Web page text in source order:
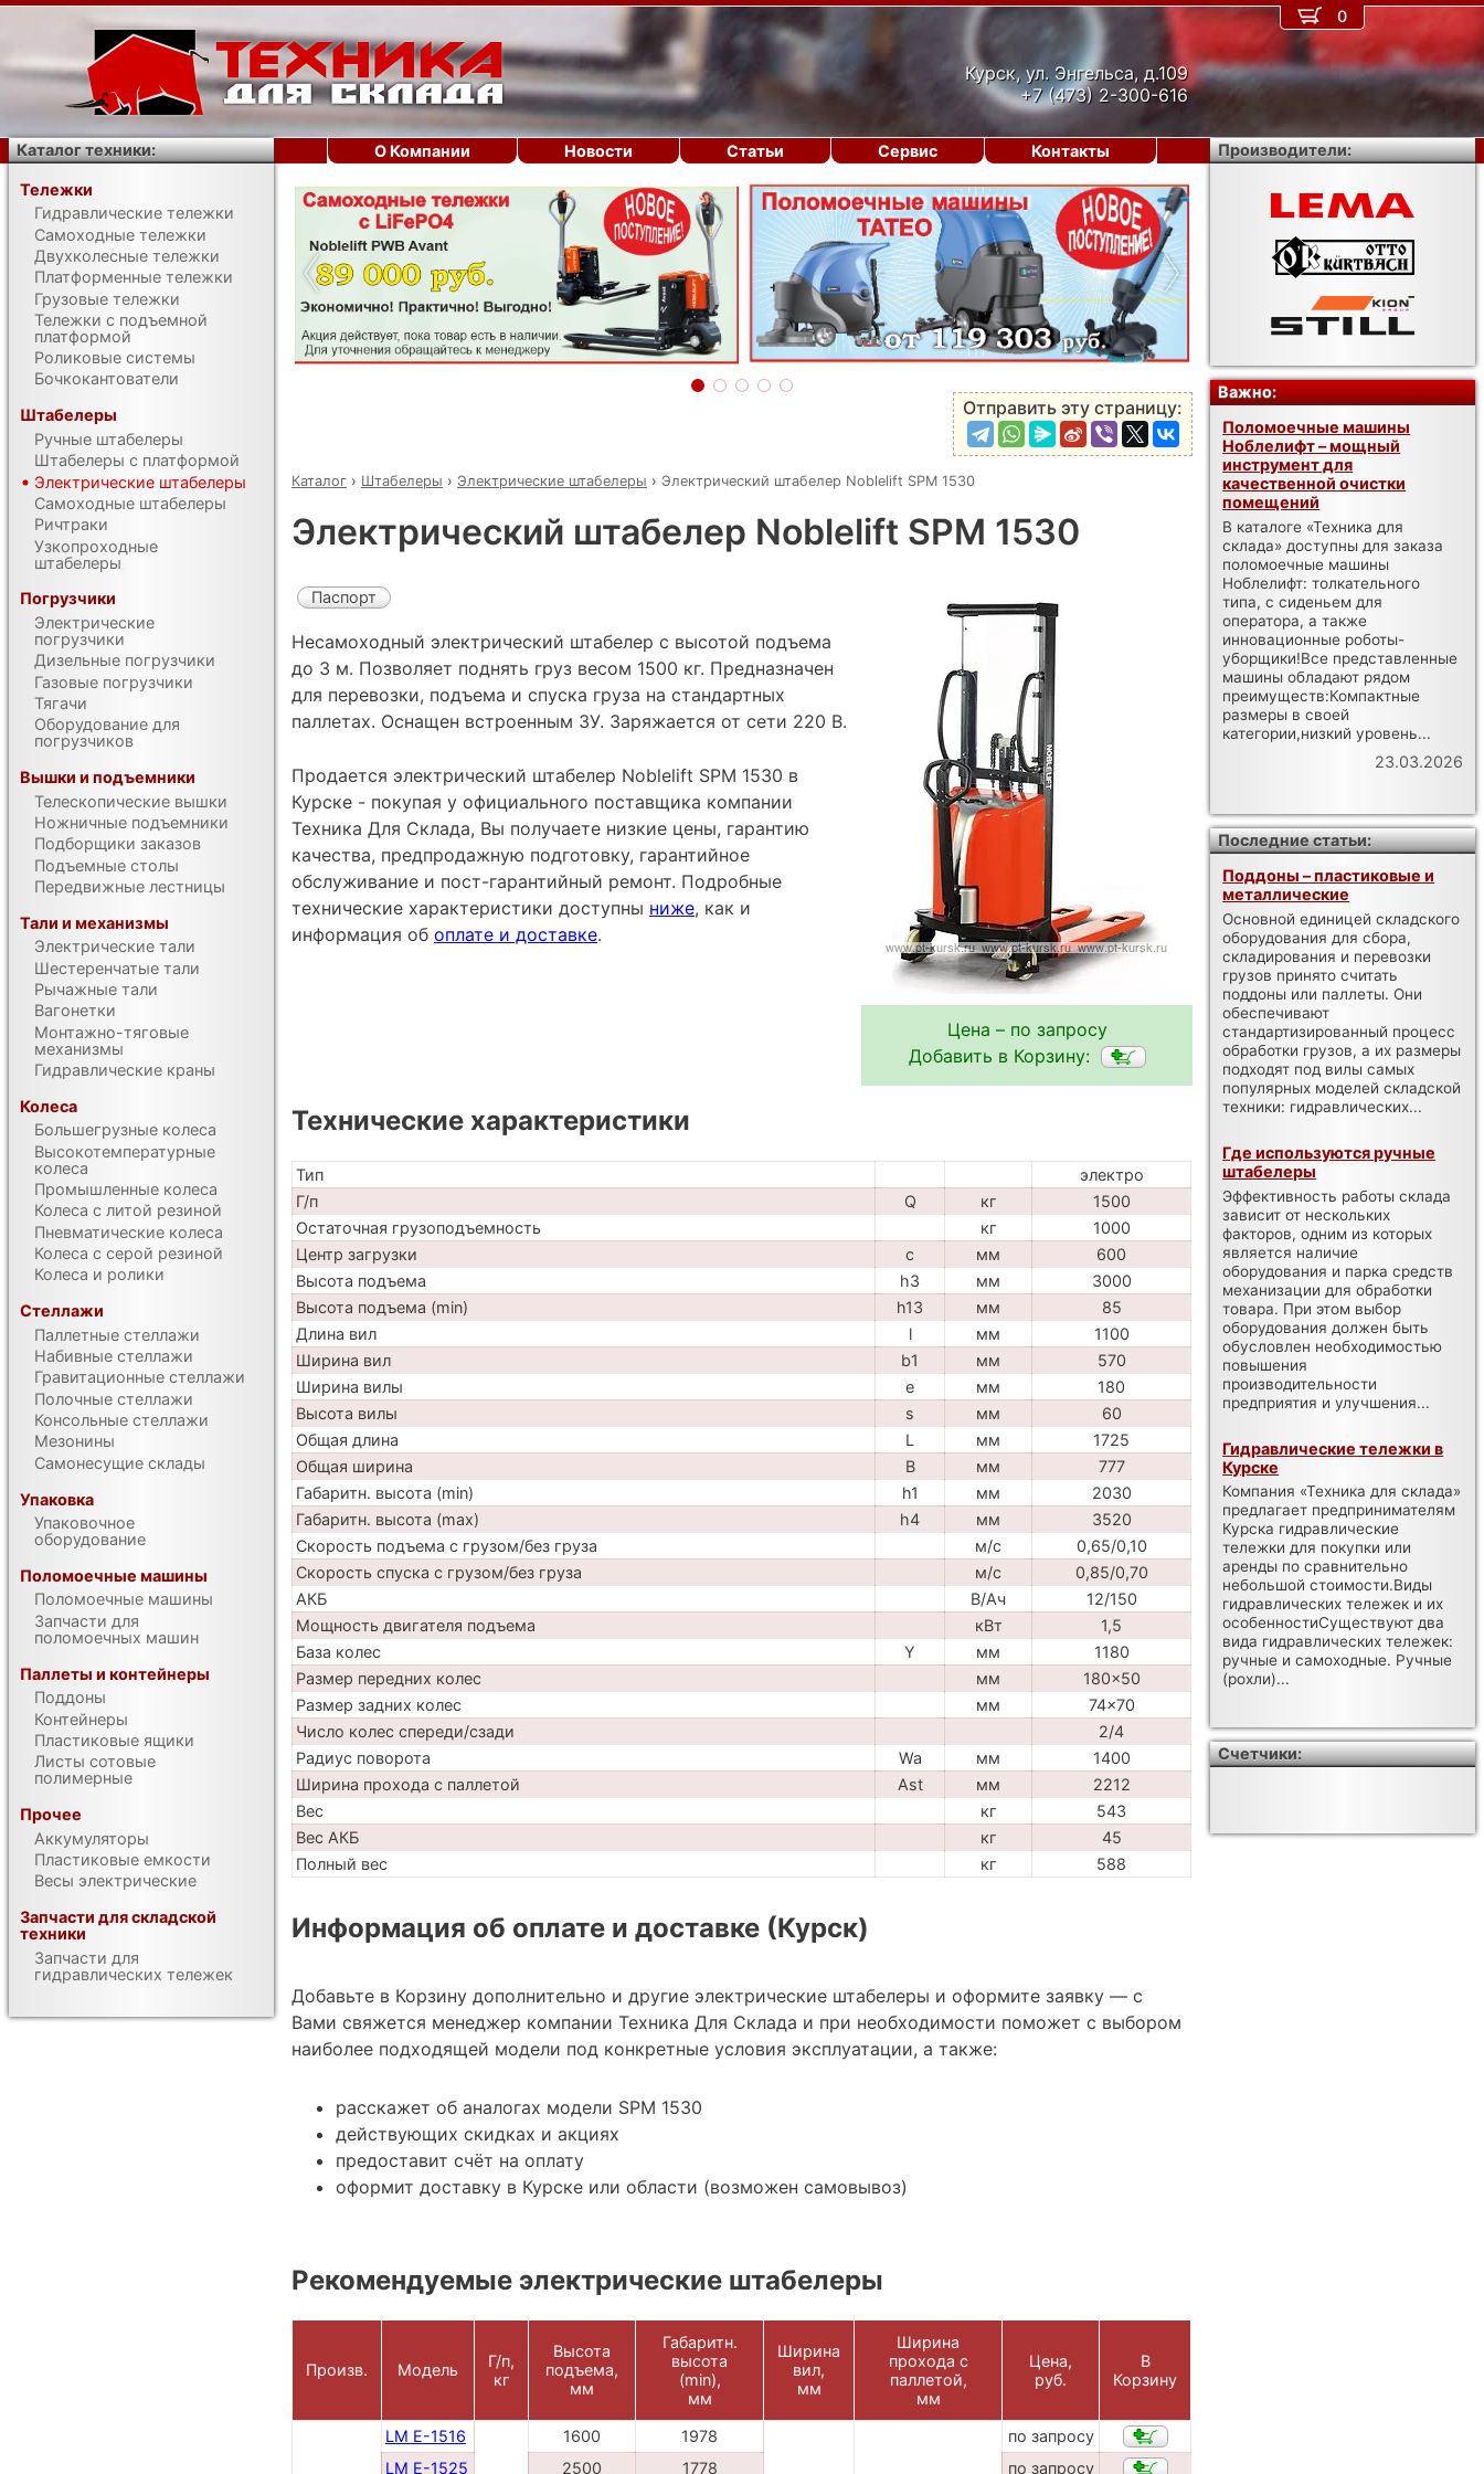
Курск, ул. Энгельса, д.109
+7 (473) 2-300-616
‹ ›
Отправить эту страницу:
Каталог › Штабелеры › Электрические штабелеры › Электрический штабелер Noblelift SPM 1530
Электрический штабелер Noblelift SPM 1530
Цена – по запросу
Добавить в Корзину:
Паспорт
Несамоходный электрический штабелер с высотой подъема
до 3 м. Позволяет поднять груз весом 1500 кг. Предназначен
для перевозки, подъема и спуска груза на стандартных
паллетах. Оснащен встроенным ЗУ. Заряжается от сети 220 В.
Продается электрический штабелер Noblelift SPM 1530 в
Курске - покупая у официального поставщика компании
Техника Для Склада, Вы получаете низкие цены, гарантию
качества, предпродажную подготовку, гарантийное
обслуживание и пост-гарантийный ремонт. Подробные
технические характеристики доступны ниже, как и
информация об оплате и доставке.
Технические характеристики
Тип
электро
Г/п
Q кг
1500
Остаточная грузоподъемность
кг
1000
Центр загрузки
c мм
600
Высота подъема
h3 мм
3000
Высота подъема (min)
h13 мм
85
Длина вил
l мм
1100
Ширина вил
b1 мм
570
Ширина вилы
e мм
180
Высота вилы
s мм
60
Общая длина
L мм
1725
Общая ширина
B мм
777
Габаритн. высота (min)
h1 мм
2030
Габаритн. высота (max)
h4 мм
3520
Скорость подъема с грузом/без груза
м/с
0,65/0,10
Скорость спуска с грузом/без груза
м/с
0,85/0,70
АКБ
В/Ач
12/150
Мощность двигателя подъема
кВт
1,5
База колес
Y мм
1180
Размер передних колес
мм
180x50
Размер задних колес
мм
74x70
Число колес спереди/сзади
2/4
Радиус поворота
Wa мм
1400
Ширина прохода с паллетой
Ast мм
2212
Вес
кг
543
Вес АКБ
кг
45
Полный вес
кг 588
Информация об оплате и доставке (Курск)
Добавьте в Корзину дополнительно и другие электрические штабелеры и оформите заявку — с
Вами свяжется менеджер компании Техника Для Склада и при необходимости поможет с выбором
наиболее подходящей модели под конкретные условия эксплуатации, а также:
расскажет об аналогах модели SPM 1530
действующих скидках и акциях
предоставит счёт на оплату
оформит доставку в Курске или области (возможен самовывоз)
Рекомендуемые электрические штабелеры
Произв. Модель
Г/п,
кг
Высота
подъема,
мм
Габаритн.
высота
(min),
мм
Ширина
вил,
мм
Ширина
прохода с
паллетой,
мм
Цена,
руб.
В
Корзину
LM E-1516 1600 1978
по запросу
LM E-1525
2500 1778 по запросу
0
О Компании Новости Статьи Сервис Контакты
Каталог техники:
Тележки
Гидравлические тележки
Самоходные тележки
Двухколесные тележки
Платформенные тележки
Грузовые тележки
Тележки с подъемной
платформой
Роликовые системы
Бочкокантователи
Штабелеры
Ручные штабелеры
Штабелеры с платформой
Электрические штабелеры
Самоходные штабелеры
Ричтраки
Узкопроходные
штабелеры
Погрузчики
Электрические
погрузчики
Дизельные погрузчики
Газовые погрузчики
Тягачи
Оборудование для
погрузчиков
Вышки и подъемники
Телескопические вышки
Ножничные подъемники
Подборщики заказов
Подъемные столы
Передвижные лестницы
Тали и механизмы
Электрические тали
Шестеренчатые тали
Рычажные тали
Вагонетки
Монтажно-тяговые
механизмы
Гидравлические краны
Колеса
Большегрузные колеса
Высокотемпературные
колеса
Промышленные колеса
Колеса с литой резиной
Пневматические колеса
Колеса с серой резиной
Колеса и ролики
Стеллажи
Паллетные стеллажи
Набивные стеллажи
Гравитационные стеллажи
Полочные стеллажи
Консольные стеллажи
Мезонины
Самонесущие склады
Упаковка
Упаковочное
оборудование
Поломоечные машины
Поломоечные машины
Запчасти для
поломоечных машин
Паллеты и контейнеры
Поддоны
Контейнеры
Пластиковые ящики
Листы сотовые
полимерные
Прочее
Аккумуляторы
Пластиковые емкости
Весы электрические
Запчасти для складской
техники
Запчасти для
гидравлических тележек
Производители:
Важно:
Поломоечные машины
Ноблелифт – мощный
инструмент для
качественной очистки
помещений
В каталоге «Техника для
склада» доступны для заказа
поломоечные машины
Ноблелифт: толкательного
типа, с сиденьем для
оператора, а также
инновационные роботы-
уборщики!Все представленные
машины обладают рядом
преимуществ:Компактные
размеры в своей
категории,низкий уровень...
23.03.2026
Последние статьи:
Поддоны – пластиковые и
металлические
Основной единицей складского
оборудования для сбора,
складирования и перевозки
грузов принято считать
поддоны или паллеты. Они
обеспечивают
стандартизированный процесс
обработки грузов, а их размеры
подходят под вилы самых
популярных моделей складской
техники: гидравлических...
Где используются ручные
штабелеры
Эффективность работы склада
зависит от нескольких
факторов, одним из которых
является наличие
оборудования и парка средств
механизации для обработки
товара. При этом выбор
оборудования должен быть
обусловлен необходимостью
повышения
производительности
предприятия и улучшения...
Гидравлические тележки в
Курске
Компания «Техника для склада»
предлагает предпринимателям
Курска гидравлические
тележки для покупки или
аренды по сравнительно
небольшой стоимости.Виды
гидравлических тележек и их
особенностиСуществуют два
вида гидравлических тележек:
ручные и самоходные. Ручные
(рохли)...
Счетчики: